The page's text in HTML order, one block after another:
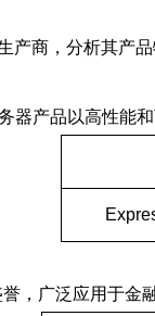
商，分析其产品
器产品以高性能
，广泛应用于金